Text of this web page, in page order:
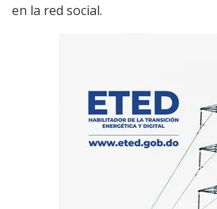
en la red social.